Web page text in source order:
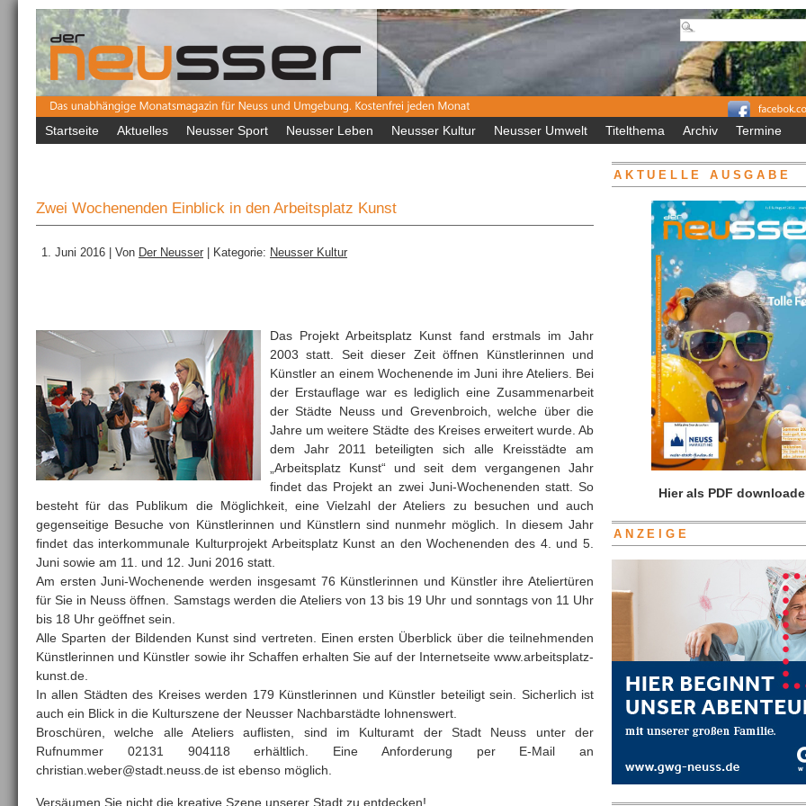
Startseite Aktuelles Neusser Sport Neusser Leben Neusser Kultur Neusser Umwelt Titelthema Archiv Termine
Zwei Wochenenden Einblick in den Arbeitsplatz Kunst
1. Juni 2016 | Von Der Neusser | Kategorie: Neusser Kultur
Das Projekt Arbeitsplatz Kunst fand erstmals im Jahr
2003 statt. Seit dieser Zeit öffnen Künstlerinnen und
Künstler an einem Wochenende im Juni ihre Ateliers. Bei
der Erstauflage war es lediglich eine Zusammenarbeit
der Städte Neuss und Grevenbroich, welche über die
Jahre um weitere Städte des Kreises erweitert wurde. Ab
dem Jahr 2011 beteiligten sich alle Kreisstädte am
„Arbeitsplatz Kunst“ und seit dem vergangenen Jahr
findet das Projekt an zwei Juni-Wochenenden statt. So
besteht für das Publikum die Möglichkeit, eine Vielzahl der Ateliers zu besuchen und auch
gegenseitige Besuche von Künstlerinnen und Künstlern sind nunmehr möglich. In diesem Jahr
findet das interkommunale Kulturprojekt Arbeitsplatz Kunst an den Wochenenden des 4. und 5.
Juni sowie am 11. und 12. Juni 2016 statt.
Am ersten Juni-Wochenende werden insgesamt 76 Künstlerinnen und Künstler ihre Ateliertüren
für Sie in Neuss öffnen. Samstags werden die Ateliers von 13 bis 19 Uhr und sonntags von 11 Uhr
bis 18 Uhr geöffnet sein.
Alle Sparten der Bildenden Kunst sind vertreten. Einen ersten Überblick über die teilnehmenden
Künstlerinnen und Künstler sowie ihr Schaffen erhalten Sie auf der Internetseite www.arbeitsplatz-
kunst.de.
In allen Städten des Kreises werden 179 Künstlerinnen und Künstler beteiligt sein. Sicherlich ist
auch ein Blick in die Kulturszene der Neusser Nachbarstädte lohnenswert.
Broschüren, welche alle Ateliers auflisten, sind im Kulturamt der Stadt Neuss unter der
Rufnummer 02131 904118 erhältlich. Eine Anforderung per E-Mail an
christian.weber@stadt.neuss.de ist ebenso möglich.
Versäumen Sie nicht die kreative Szene unserer Stadt zu entdecken!
AKTUELLE AUSGABE
Hier als PDF
ANZEIGE